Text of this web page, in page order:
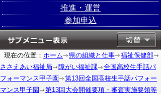
推進・運営
参加申込
現在の位置： ホーム 県の組織と仕事
福祉保健部
ささえあい福祉局
障がい福祉課
全国高校生手話パ
フォーマンス甲子園
第13回全国高校生手話パフォー
マンス甲子園
第13回大会開催要項・審査実施要領等